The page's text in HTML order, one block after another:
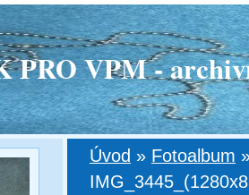
PRO VPM -
Úvod » Fotoalbum